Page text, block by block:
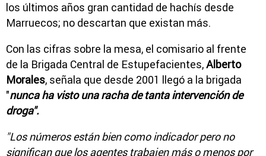
los últimos años gran cantidad de hachís desde
Marruecos; no descartan que existan más.
Con las cifras sobre la mesa, el comisario al frente
de la Brigada Central de Estupefacientes,Alberto
Morales, señala que desde 2001 llegó a la brigada
"nunca ha visto una racha de tanta intervención de
droga".
"Los números están bien como indicador pero no
significan que los agentes trabajen más o menos por